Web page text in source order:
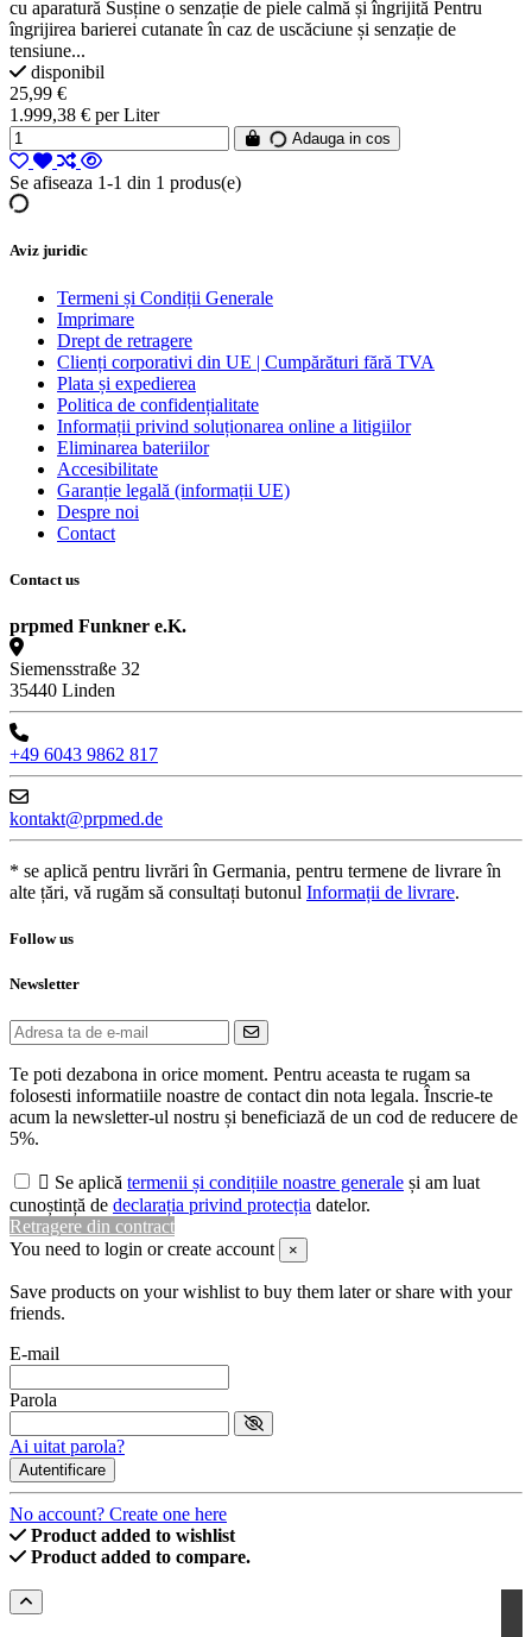
cu aparatură Susține o senzație de piele calmă și îngrijită Pentru
îngrijirea barierei cutanate în caz de uscăciune și senzație de
tensiune...
disponibil
25,99 €
1.999,38 € per Liter
Adauga in cos
Se afiseaza 1-1 din 1 produs(e)
Aviz juridic
Termeni și Condiții Generale
Imprimare
Drept de retragere
Clienți corporativi din UE | Cumpărături fără TVA
Plata și expedierea
Politica de confidențialitate
Informații privind soluționarea online a litigiilor
Eliminarea bateriilor
Accesibilitate
Garanție legală (informații UE)
Despre noi
Contact
Contact us
prpmed Funkner e.K.
Siemensstraße 32
35440 Linden
+49 6043 9862 817
kontakt@prpmed.de
* se aplică pentru livrări în Germania, pentru termene de livrare în
alte țări, vă rugăm să consultați butonul Informații de livrare.
Follow us
Newsletter
Te poti dezabona in orice moment. Pentru aceasta te rugam sa
folosesti informatiile noastre de contact din nota legala. Înscrie-te
acum la newsletter-ul nostru și beneficiază de un cod de reducere de
5%.
 Se aplică termenii și condițiile noastre generale și am luat
cunoștință de declarația privind protecția datelor.
Retragere din contract
You need to login or create account
×
Save products on your wishlist to buy them later or share with your
friends.
E-mail
Parola
Ai uitat parola?
Autentificare
No account? Create one here
Product added to wishlist
Product added to compare.